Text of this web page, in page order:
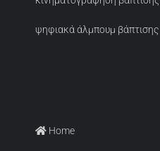
ψηφιακά άλμπουμ βάπτισης
Home